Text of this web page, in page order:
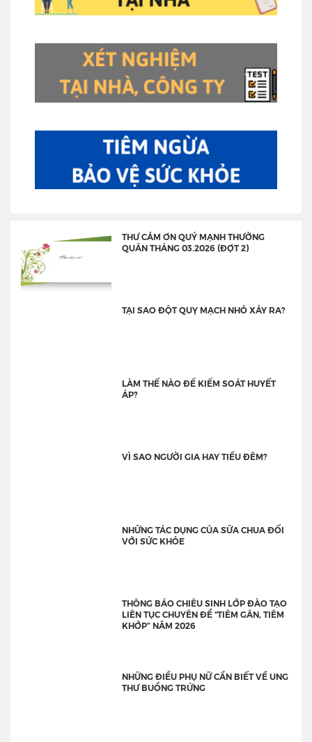
THƯ CẢM ƠN QUÝ MẠNH THƯỜNG
QUÂN THÁNG 03.2026 (ĐỢT 2)
TẠI SAO ĐỘT QUỴ MẠCH NHỎ XẢY RA?
LÀM THẾ NÀO ĐỂ KIỂM SOÁT HUYẾT
ÁP?
VÌ SAO NGƯỜI GIA HAY TIỂU ĐÊM?
NHỮNG TÁC DỤNG CỦA SỮA CHUA ĐỐI
VỚI SỨC KHỎE
THÔNG BÁO CHIÊU SINH LỚP ĐÀO TẠO
LIÊN TỤC CHUYÊN ĐỀ “TIÊM GÂN, TIÊM
KHỚP” NĂM 2026
NHỮNG ĐIỀU PHỤ NỮ CẦN BIẾT VỀ UNG
THƯ BUỒNG TRỨNG